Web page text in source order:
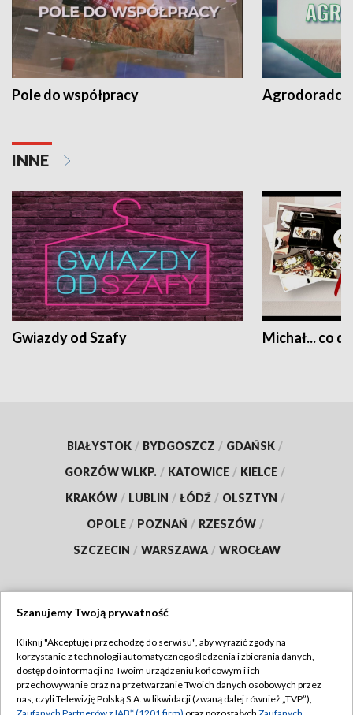
Pole do współpracy Agrodoradcy
INNE
Gwiazdy od Szafy Michał... co
BIAŁYSTOK / BYDGOSZCZ / GDAŃSK /
GORZÓW WLKP. / KATOWICE / KIELCE /
KRAKÓW / LUBLIN / ŁÓDŹ / OLSZTYN /
OPOLE / POZNAŃ / RZESZÓW /
SZCZECIN / WARSZAWA / WROCŁAW
TVP
Abonament TVP
Emisja w TVP
Regulamin TVP
Szanujemy Twoją prywatność
Kliknij "Akceptuję i przechodzę do serwisu", aby wyrazić zgody na
korzystanie z technologii automatycznego śledzenia i zbierania danych,
dostęp do informacji na Twoim urządzeniu końcowym i ich
przechowywanie oraz na przetwarzanie Twoich danych osobowych przez
nas, czyli Telewizję Polską S.A. w likwidacji (zwaną dalej również „TVP”),